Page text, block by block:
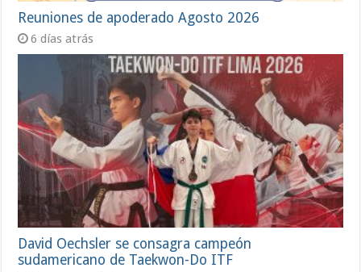
Reuniones de apoderado Agosto 2026
6 días atrás
David Oechsler se consagra campeón
sudamericano de Taekwon-Do ITF